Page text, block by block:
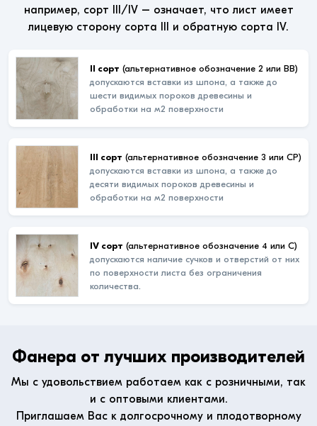
например, сорт III/IV – означает, что лист имеет
лицевую сторону сорта III и обратную сорта IV.
II сорт (альтернативное обозначение 2 или ВВ)
допускаются вставки из шпона, а также до
шести видимых пороков древесины и
обработки на м2 поверхности
III сорт (альтернативное обозначение 3 или СР)
допускаются вставки из шпона, а также до
десяти видимых пороков древесины и
обработки на м2 поверхности
IV сорт (альтернативное обозначение 4 или С)
допускаются наличие сучков и отверстий от них
по поверхности листа без ограничения
количества.
Фанера от лучших производителей
Мы с удовольствием работаем как с розничными, так
и с оптовыми клиентами.
Приглашаем Вас к долгосрочному и плодотворному